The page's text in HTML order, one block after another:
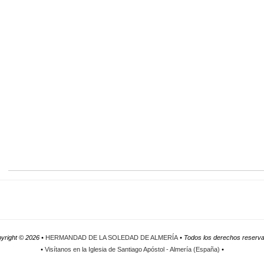
© 2026 • HERMANDAD DE LA SOLEDAD DE ALMERÍA• Todos los derechos
• Visítanos en la Iglesia de Santiago Apóstol - Almería (España) •